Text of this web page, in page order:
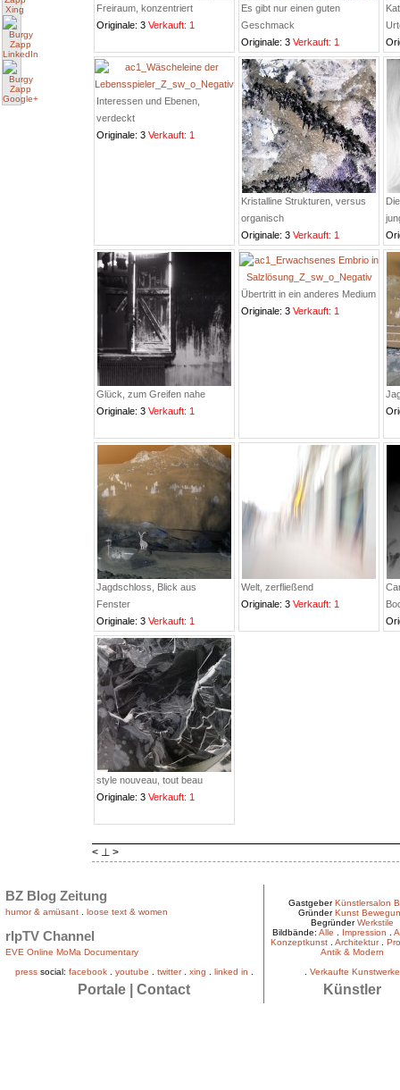
Freiraum, konzentriert
Originale: 3 Verkauft: 1
Es gibt nur einen guten
Geschmack
Originale: 3 Verkauft: 1
Interessen und Ebenen,
verdeckt
Originale: 3 Verkauft: 1
Kristalline Strukturen, versus
organisch
Originale: 3 Verkauft: 1
Glück, zum Greifen nahe
Originale: 3 Verkauft: 1
Übertritt in ein anderes Medium
Originale: 3 Verkauft: 1
Jagdschloss, Blick aus
Fenster
Originale: 3 Verkauft: 1
Welt, zerfließend
Originale: 3 Verkauft: 1
style nouveau, tout beau
Originale: 3 Verkauft: 1
< ⊥ >
BZ Blog Zeitung
humor & amüsant loose text & women
rlpTV Channel
EVE Online MoMa Documentary
presssocial: facebook. youtube twitter. xing linked in
Portale Contact
GastgeberKünstlersalon
GründerKunst
BegründerWerkstile
Bildbände: Alle Impression
Konzeptkunst. Architektur.
Antik & Modern
Verkaufte Kunstwerke
Künstler